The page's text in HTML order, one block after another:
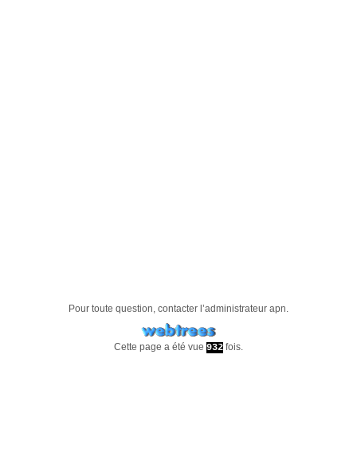
Pour toute question, contacter l’administrateur apn.
Cette page a été vue 932 fois.